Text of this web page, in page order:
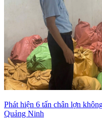
Phát hiện 6 tấn chân lợn
Quảng Ninh